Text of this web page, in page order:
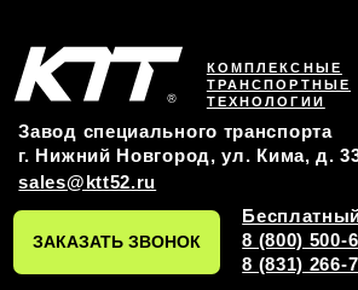
sales@ktt52.ru
Бесплатный звонок по РФ
ЗАКАЗАТЬ ЗВОНОК
КОМПЛЕКСНЫЕ
ТРАНСПОРТНЫЕ
ТЕХНОЛОГИИ
ВЫПОЛНЕННЫЕ ПРОЕКТЫ
УСЛУГИ
О КОМПАНИИ
КОНТАКТЫ
Завод специального транспорта
г. Нижний Новгород, ул. Кима, д. 337